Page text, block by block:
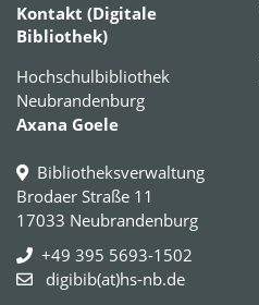
Kontakt (Digitale
Bibliothek)
Hochschulbibliothek
Neubrandenburg
Axana Goele
Bibliotheksverwaltung
Brodaer Straße 11
17033 Neubrandenburg
+49 395 5693-1502
digibib(at)hs-nb.de